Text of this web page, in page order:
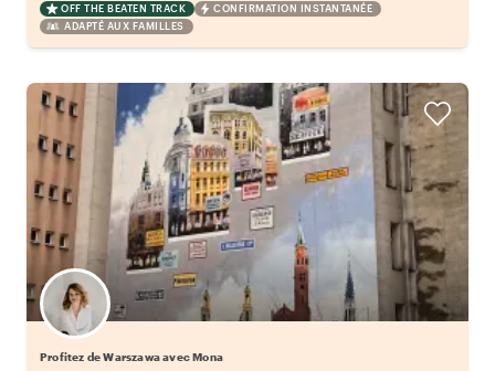
OFF THE BEATEN TRACK
CONFIRMATION INSTANTANÉE
ADAPTÉ AUX FAMILLES
Profitez de Warszawa avec Mona